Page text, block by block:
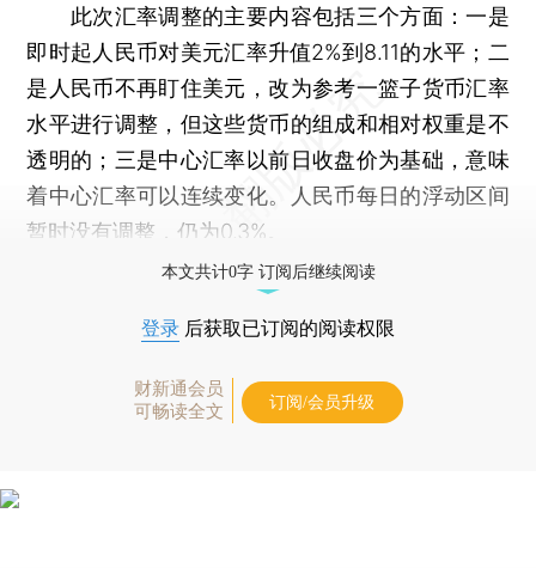
此次汇率调整的主要内容包括三个方面：一是
即时起人民币对美元汇率升值2%到8.11的水平；二
是人民币不再盯住美元，改为参考一篮子货币汇率
水平进行调整，但这些货币的组成和相对权重是不
透明的；三是中心汇率以前日收盘价为基础，意味
着中心汇率可以连续变化。人民币每日的浮动区间
暂时没有调整，仍为0.3%。
本文共计0字 订阅后继续阅读
登录 后获取已订阅的阅读权限
财新通会员
可畅读全文
订阅/会员升级